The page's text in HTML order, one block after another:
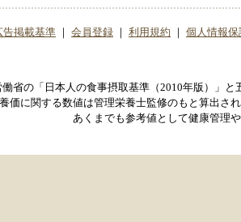
告掲載基準 ｜ 会員登録 ｜ 利用規約 ｜ 個人情報保
省の「日本人の食事摂取基準（2010年版）」
価に関する数値は管理栄養士監修のもと算出さ
あくまでも参考値として健康管理